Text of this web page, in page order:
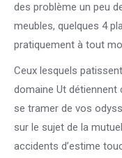
des problème un peu
meubles, quelques 4
pratiquement à tout
Ceux lesquels
domaine Ut
se tramer de vos
sur le sujet de la
accidents d’estime